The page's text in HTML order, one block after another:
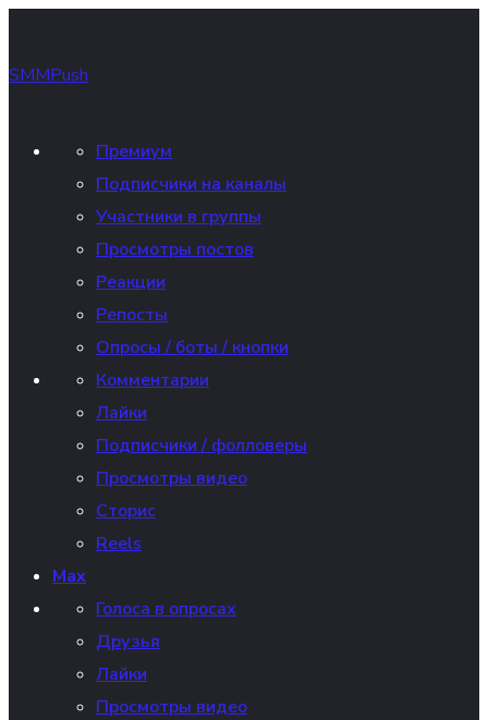
SMMPush
Премиум
Подписчики на каналы
Участники в группы
Просмотры постов
Реакции
Репосты
Опросы / боты / кнопки
Комментарии
Лайки
Подписчики / фолловеры
Просмотры видео
Сторис
Reels
Max
Голоса в опросах
Друзья
Лайки
Просмотры видео